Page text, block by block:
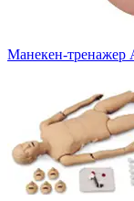
Манекен-тренажер